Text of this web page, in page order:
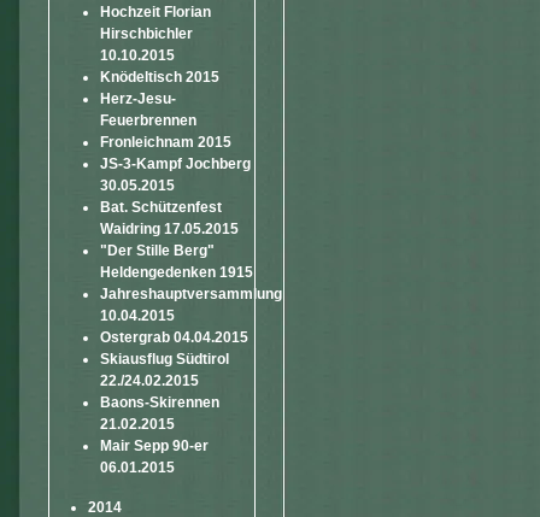
Hochzeit Florian
Hirschbichler
10.10.2015
Knödeltisch 2015
Herz-Jesu-
Feuerbrennen
Fronleichnam 2015
JS-3-Kampf Jochberg
30.05.2015
Bat. Schützenfest
Waidring 17.05.2015
"Der Stille Berg"
Heldengedenken 1915
Jahreshauptversammlung
10.04.2015
Ostergrab 04.04.2015
Skiausflug Südtirol
22./24.02.2015
Baons-Skirennen
21.02.2015
Mair Sepp 90-er
06.01.2015
2014